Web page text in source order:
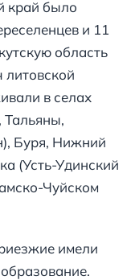
край было
и 11
область
литовской
в селах
Буря, Нижний
(Усть-Удинский
Чуйском
имели